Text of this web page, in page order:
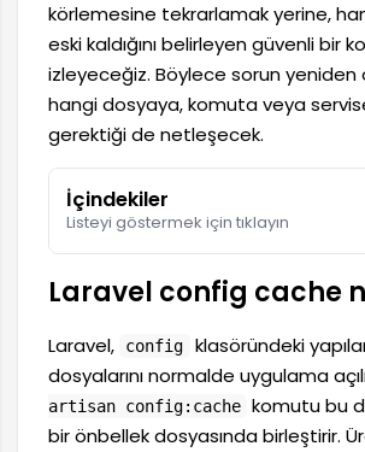
körlemesine tekrarlamak yerine,
eski kaldığını belirleyen güvenli bir
izleyeceğiz. Böylece sorun
hangi dosyaya, komuta veya
gerektiği de netleşecek.
İçindekiler
Listeyi göstermek için tıklayın
Laravel config cache
Laravel, config
klasöründeki
dosyalarını normalde uygulama
artisan config:cache komutu bu
bir önbellek dosyasında birleştirir.